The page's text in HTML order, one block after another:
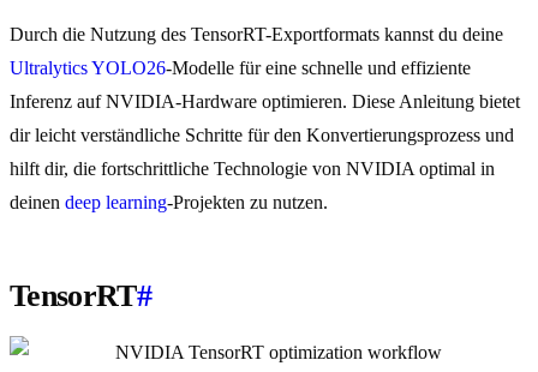
Durch die Nutzung des TensorRT-Exportformats kannst du deine
Ultralytics YOLO26-Modelle für eine schnelle und effiziente
Inferenz auf NVIDIA-Hardware optimieren. Diese Anleitung bietet
dir leicht verständliche Schritte für den Konvertierungsprozess und
hilft dir, die fortschrittliche Technologie von NVIDIA optimal in
deinen deep learning-Projekten zu nutzen.
TensorRT#